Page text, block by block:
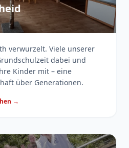
verwurzelt. Viele unserer
dabei und
Kinder mit – eine
über Generationen.
→